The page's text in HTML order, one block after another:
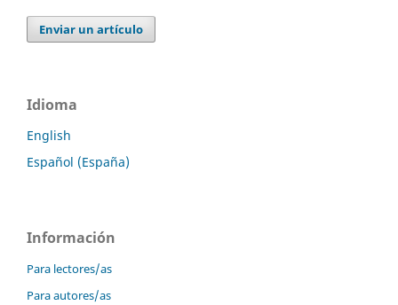
Enviar un artículo
Idioma
English
Español (España)
Información
Para lectores/as
Para autores/as